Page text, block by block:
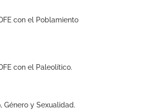
con el Poblamiento
con el Paleolítico.
Género y Sexualidad.